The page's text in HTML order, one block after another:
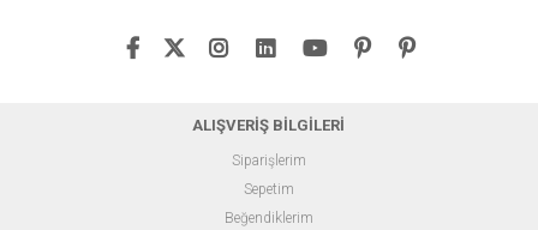
ALIŞVERİŞ BİLGİLERİ
Siparişlerim
Sepetim
Beğendiklerim